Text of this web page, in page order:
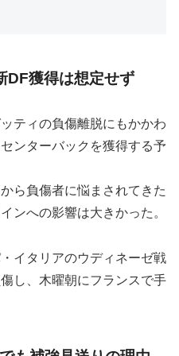
DF獲得は想定せず
ティの負傷離脱にもかかわ
ンターバックを獲得する予
ら負傷者に悩まされてきた
ンへの影響は大きかった。
イタリアのウディネーゼ戦
し、木曜朝にフランスで手